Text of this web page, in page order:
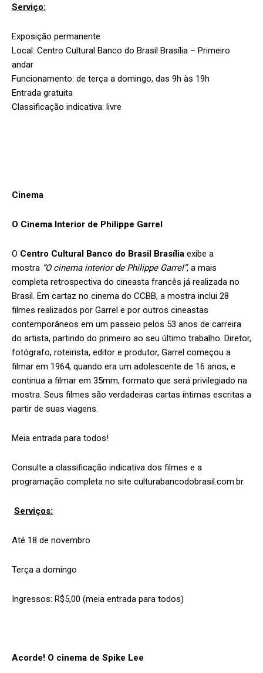
Serviço:
Exposição permanente
Local: Centro Cultural Banco do Brasil Brasília – Primeiro
andar
Funcionamento: de terça a domingo, das 9h às 19h
Entrada gratuita
Classificação indicativa: livre
Cinema
O Cinema Interior de Philippe Garrel
O Centro Cultural Banco do Brasil Brasília exibe a
mostra “O cinema interior de Philippe Garrel“, a mais
completa retrospectiva do cineasta francês já realizada no
Brasil. Em cartaz no cinema do CCBB, a mostra inclui 28
filmes realizados por Garrel e por outros cineastas
contemporâneos em um passeio pelos 53 anos de carreira
do artista, partindo do primeiro ao seu último trabalho. Diretor,
fotógrafo, roteirista, editor e produtor, Garrel começou a
filmar em 1964, quando era um adolescente de 16 anos, e
continua a filmar em 35mm, formato que será privilegiado na
mostra. Seus filmes são verdadeiras cartas íntimas escritas a
partir de suas viagens.
Meia entrada para todos!
Consulte a classificação indicativa dos filmes e a
programação completa no site culturabancodobrasil.com.br.
Serviços:
Até 18 de novembro
Terça a domingo
Ingressos: R$5,00 (meia entrada para todos)
Acorde! O cinema de Spike Lee